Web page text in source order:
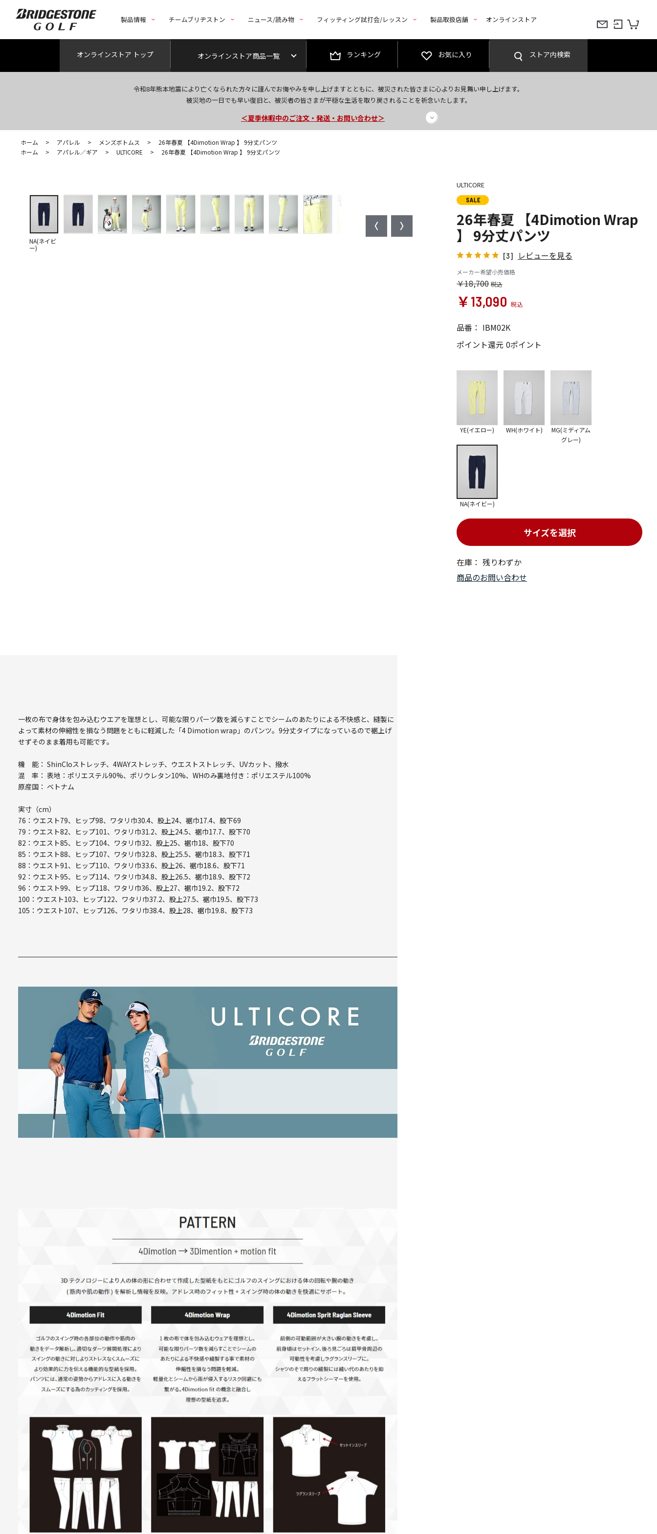
製品情報 チームブリヂストン ニュース/読み物 フィッティング試打会/レッスン 製品取扱店舗 オンラインストア
オンラインストア トップ オンラインストア商品一覧 ランキング お気に入り ストア内検索
令和8年熊本地震により亡くなられた方々に謹んでお悔やみを申し上げますとともに、被災された皆さまに心よりお見舞い申し上げます。
被災地の一日でも早い復旧と、被災者の皆さまが平穏な生活を取り戻されることを祈念いたします。
今なら新規会員登録で1,000円OFFクーポンプレゼント！
＜商品配送に関するお知らせ＞
＜夏季休暇中のご注文・発送・お問い合わせ＞
ホーム > アパレル > メンズボトムス >
26年春夏 【4Dimotion Wrap 】 9分丈パンツ
ホーム
> アパレル／ギア > ULTICORE > 26年春夏 【4Dimotion Wrap 】 9分丈パンツ
NA(ネイビ
ー)
ULTICORE
26年春夏 【4Dimotion Wrap
】 9分丈パンツ
[3] レビューを見る
メーカー希望小売価格
￥18,700
￥13,090
品番： IBM02K
ポイント還元 0ポイント
在庫： 残りわずか
サイズを選択
YE(イエロー) WH(ホワイト)
MG(ミディアム
グレー)
NA(ネイビー)
商品のお問い合わせ
一枚の布で身体を包み込むウエアを理想とし、可能な限りパーツ数を減らすことでシームのあたりによる不快感と、縫製に
よって素材の伸縮性を損なう問題をともに軽減した「4 Dimotion wrap」のパンツ。9分丈タイプになっているので裾上げ
せずそのまま着用も可能です。
機 能： ShinCloストレッチ、4WAYストレッチ、ウエストストレッチ、UVカット、撥水
混 率： 表地：ポリエステル90%、ポリウレタン10%、WHのみ裏地付き：ポリエステル100%
原産国： ベトナム
実寸（cm）
76：ウエスト79、ヒップ98、ワタリ巾30.4、股上24、裾巾17.4、股下69
79：ウエスト82、ヒップ101、ワタリ巾31.2、股上24.5、裾巾17.7、股下70
82：ウエスト85、ヒップ104、ワタリ巾32、股上25、裾巾18、股下70
85：ウエスト88、ヒップ107、ワタリ巾32.8、股上25.5、裾巾18.3、股下71
88：ウエスト91、ヒップ110、ワタリ巾33.6、股上26、裾巾18.6、股下71
92：ウエスト95、ヒップ114、ワタリ巾34.8、股上26.5、裾巾18.9、股下72
96：ウエスト99、ヒップ118、ワタリ巾36、股上27、裾巾19.2、股下72
100：ウエスト103、ヒップ122、ワタリ巾37.2、股上27.5、裾巾19.5、股下73
105：ウエスト107、ヒップ126、ワタリ巾38.4、股上28、裾巾19.8、股下73